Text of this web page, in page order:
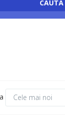
Cele mai noi